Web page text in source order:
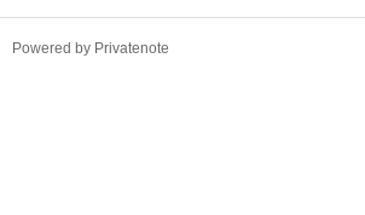
Powered by Privatenote
TistoryWhaleSkin3.4